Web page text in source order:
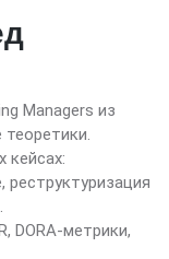
Managers из
кейсах:
DORA-метрики,